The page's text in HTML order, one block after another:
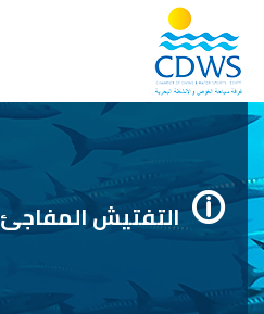
التفتيش المفاجئ